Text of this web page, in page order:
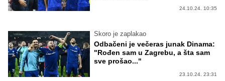
24.10.24. 10:35
Skoro je zaplakao
Odbačeni je večeras junak Dinama:
"Rođen sam u Zagrebu, a šta sam
sve prošao..."
23.10.24. 23:31